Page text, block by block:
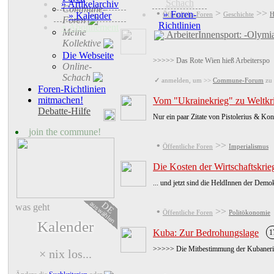
» Artikelarchiv
» Kalender
+ Abonnement
Schach
» Foren-
Richtlinien
Commune-
Foren
Meine
Kollektive
Die Webseite
Online-
Schach
Foren-Richtlinien
mitmachen!
Debatte-Hilfe
join the commune!
DE
auswählen
was geht
Kalender
× nix los...
• Öffentliche Foren > Geschichte >>
ArbeiterInnensport: -
>>>>> Das Rote Wien hieß Arbeiterspo
✓ anmelden, um >> Commune-Forum zu
Vom "Ukrainekrieg" zu
Nur ein paar Zitate von Pistolerius &
• Öffentliche Foren >> Imperialismus
Die Kosten der
... und jetzt sind die HeldInnen der
• Öffentliche Foren >> Politökonomie
Kuba: Zur Bedrohungslage
>>>>> Die Mitbestimmung der